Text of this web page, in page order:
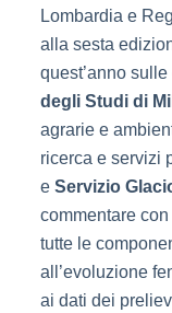
Lombardia e
alla sesta
quest’anno
degli Studi di
agrarie e
ricerca e servizi
e Servizio
commentare
tutte le
all’evoluzione
ai dati dei